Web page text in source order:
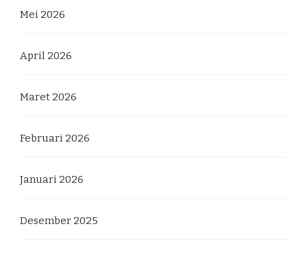
Mei 2026
April 2026
Maret 2026
Februari 2026
Januari 2026
Desember 2025